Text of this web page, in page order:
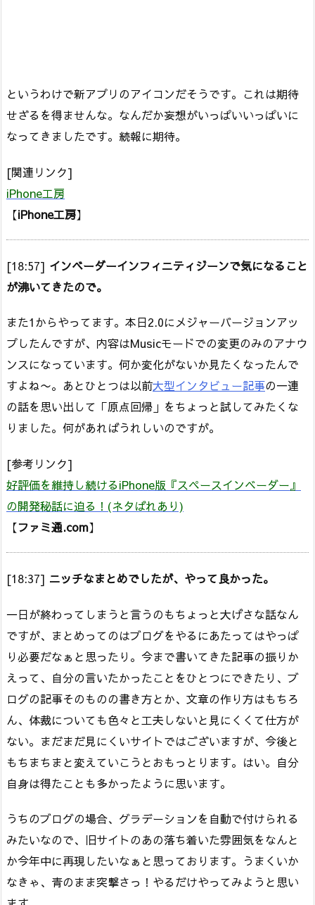
というわけで新アプリのアイコンだそうです。これは期待
せざるを得ませんな。なんだか妄想がいっぱいいっぱいに
なってきましたです。続報に期待。
[関連リンク]
iPhone工房
【iPhone工房】
[18:57] インベーダーインフィニティジーンで気になること
が沸いてきたので。
また1からやってます。本日2.0にメジャーバージョンアッ
プしたんですが、内容はMusicモードでの変更のみのアナウ
ンスになっています。何か変化がないか見たくなったんで
すよね〜。あとひとつは以前大型インタビュー記事の一連
の話を思い出して「原点回帰」をちょっと試してみたくな
りました。何があればうれしいのですが。
[参考リンク]
好評価を維持し続けるiPhone版『スペースインベーダー』
の開発秘話に迫る！(ネタばれあり)
【ファミ通.com】
[18:37] ニッチなまとめでしたが、やって良かった。
一日が終わってしまうと言うのもちょっと大げさな話なん
ですが、まとめってのはブログをやるにあたってはやっぱ
り必要だなぁと思ったり。今まで書いてきた記事の振りか
えって、自分の言いたかったことをひとつにできたり、ブ
ログの記事そのものの書き方とか、文章の作り方はもちろ
ん、体裁についても色々と工夫しないと見にくくて仕方が
ない。まだまだ見にくいサイトではございますが、今後と
もちまちまと変えていこうとおもっとります。はい。自分
自身は得たことも多かったように思います。
うちのブログの場合、グラデーションを自動で付けられる
みたいなので、旧サイトのあの落ち着いた雰囲気をなんと
か今年中に再現したいなぁと思っております。うまくいか
なきゃ、青のまま突撃さっ！やるだけやってみようと思い